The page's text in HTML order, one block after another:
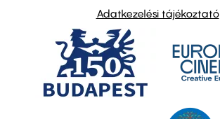
Adatkezelési tájékoztató